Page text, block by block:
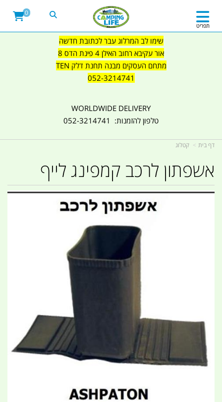
שימו לב המרלוג עבר לכתובת חדשה
אור עקיבא רחוב האילן 4 פינת הדס 8
מתחם העסקים מבנה תחנת דלק TEN
052-3214741
WORLDWIDE DELIVERY
טלפון להזמנות: 052-3214741
תפריט
0
דף בית קטלוג
אשפתון לרכב קמפינג לייף